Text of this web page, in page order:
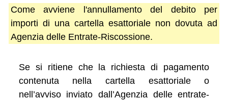
Come avviene l'annullamento del debito per
importi di una cartella esattoriale non dovuta ad
Agenzia delle Entrate-Riscossione.
Se si ritiene che la richiesta di pagamento
contenuta nella cartella esattoriale o
nell’avviso inviato dall’Agenzia delle entrate-